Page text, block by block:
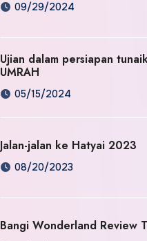
09/29/2024
Ujian dalam persiapan
UMRAH
05/15/2024
Jalan-jalan ke Hatyai 2023
08/20/2023
Bangi Wonderland Review